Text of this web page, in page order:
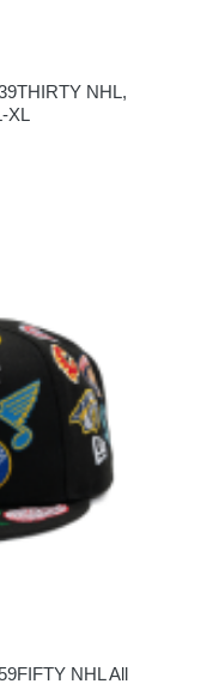
NHL,
XL
NHL All